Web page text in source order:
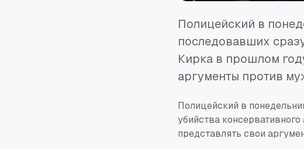
Полицейский в
последовавших
Кирка в прошлом
аргументы против
Полицейский в
убийства
представлять свои